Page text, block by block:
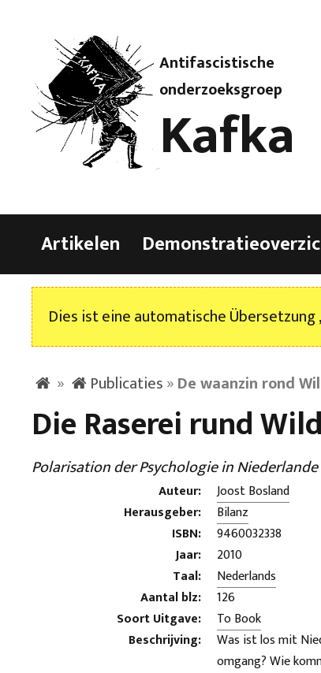
Antifascistische
onderzoeksgroep
Kafka
Artikelen
Dies ist eine automatische Übersetzung
» Publicaties»De waanzin rond
Die Raserei rund
Polarisation der Psychologie in Niederlande
Auteur:
Joost Bosland
Herausgeber:
Bilanz
ISBN:
9460032338
Jaar:
2010
Taal:
Nederlands
Aantal blz:
126
Soort Uitgave:
To Book
Beschrijving:
Was ist los mit
omgang? Wie